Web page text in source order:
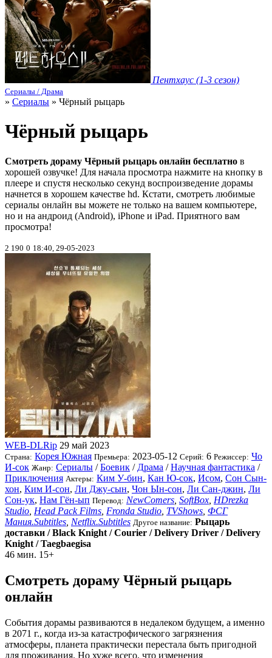
Пентхаус (1-3 сезон)
Сериалы / Драма
» Сериалы » Чёрный рыцарь
Чёрный рыцарь
Смотреть дораму Чёрный рыцарь онлайн бесплатно в
хорошей озвучке! Для начала просмотра нажмите на кнопку в
плеере и спустя несколько секунд воспроизведение дорамы
начнется в хорошем качестве hd. Кстати, смотреть любимые
сериалы онлайн вы можете не только на вашем компьютере,
но и на андроид (Android), iPhone и iPad. Приятного вам
просмотра!
2 190 0 18:40, 29-05-2023
WEB-DLRip 29 май 2023
Страна: Корея Южная Премьера: 2023-05-12 Серий: 6 Режиссер: Чо
И-сок Жанр: Сериалы /Боевик / Драма /Научная фантастика /
Приключения Актеры: Ким У-бин, Кан Ю-сок, Исом, Сон Сын-
хон, Ким И-сон, Ли Джу-сын, Чон Ын-сон, Ли Сан-джин, Ли
Сон-ук, Нам Гён-ып Перевод: NewComers SoftBox HDrezka
Studio Head Pack Films Fronda Studio TVShows ФСГ
Мания.Subtitles Netflix.Subtitles Другое название: Рыцарь
доставки / Black Knight / Courier / Delivery Driver / Delivery
Knight / Taegbaegisa
46 мин. 15+
Смотреть дораму Чёрный рыцарь
онлайн
События дорамы развиваются в недалеком будущем, а именно
в 2071 г., когда из-за катастрофического загрязнения
атмосферы, планета практически перестала быть пригодной
для проживания. Но хуже всего, что изменения